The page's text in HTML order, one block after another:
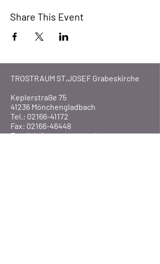
Share This Event
TROSTRAUM ST.JOSEF Grabeskirche
Keplerstraße 75
41236 Mönchengladbach
Tel.: 02166-41172
Fax: 02166-46448
Email:info@trostraum.de